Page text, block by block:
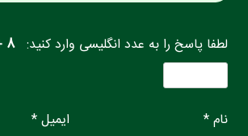
لطفا پاسخ را به عدد انگلیسی وارد کنید: 8 + 6 =
نام * ایمیل *